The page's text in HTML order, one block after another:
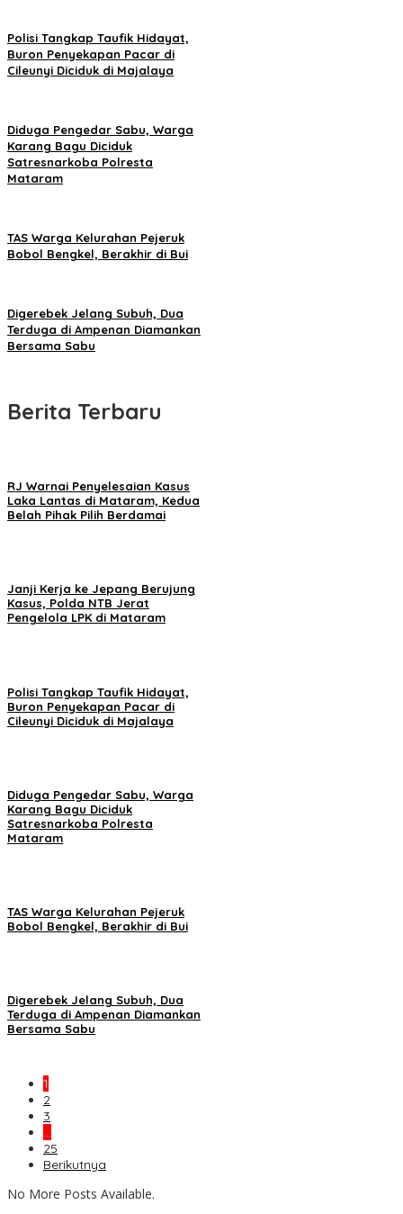
Polisi Tangkap Taufik Hidayat,
Buron Penyekapan Pacar di
Cileunyi Diciduk di Majalaya
Diduga Pengedar Sabu, Warga
Karang Bagu Diciduk
Satresnarkoba Polresta
Mataram
TAS Warga Kelurahan Pejeruk
Bobol Bengkel, Berakhir di Bui
Digerebek Jelang Subuh, Dua
Terduga di Ampenan Diamankan
Bersama Sabu
Berita Terbaru
RJ Warnai Penyelesaian Kasus
Laka Lantas di Mataram, Kedua
Belah Pihak Pilih Berdamai
Janji Kerja ke Jepang Berujung
Kasus, Polda NTB Jerat
Pengelola LPK di Mataram
Polisi Tangkap Taufik Hidayat,
Buron Penyekapan Pacar di
Cileunyi Diciduk di Majalaya
Diduga Pengedar Sabu, Warga
Karang Bagu Diciduk
Satresnarkoba Polresta
Mataram
TAS Warga Kelurahan Pejeruk
Bobol Bengkel, Berakhir di Bui
Digerebek Jelang Subuh, Dua
Terduga di Ampenan Diamankan
Bersama Sabu
1
2
3
…
25
Berikutnya
No More Posts Available.